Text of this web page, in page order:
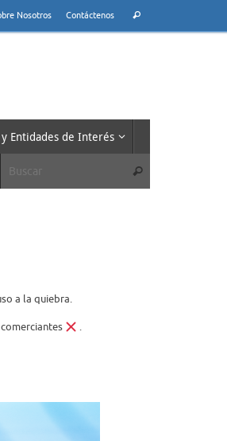
Nosotros Contáctenos Buscar
y Entidades de Interés
Buscar
a la quiebra.
comerciantes .